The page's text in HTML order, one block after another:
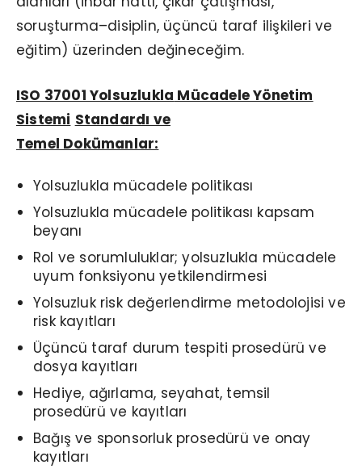
soruşturma–disiplin, üçüncü taraf ilişkileri ve
eğitim) üzerinden değineceğim.
ISO 37001 Yolsuzlukla Mücadele Yönetim
Sistemi Standardı ve
Temel Dokümanlar:
Yolsuzlukla mücadele politikası
Yolsuzlukla mücadele politikası kapsam
beyanı
Rol ve sorumluluklar; yolsuzlukla mücadele
uyum fonksiyonu yetkilendirmesi
Yolsuzluk risk değerlendirme metodolojisi ve
risk kayıtları
Üçüncü taraf durum tespiti prosedürü ve
dosya kayıtları
Hediye, ağırlama, seyahat, temsil
prosedürü ve kayıtları
Bağış ve sponsorluk prosedürü ve onay
kayıtları